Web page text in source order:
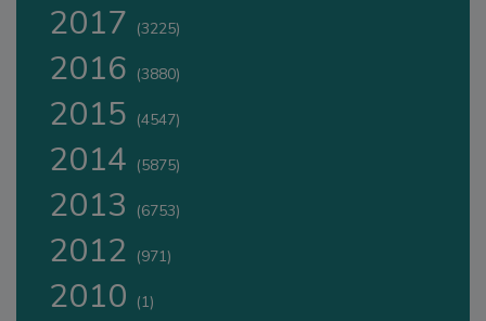
2017 (3225)
2016 (3880)
2015 (4547)
2014 (5875)
2013 (6753)
2012 (971)
2010 (1)